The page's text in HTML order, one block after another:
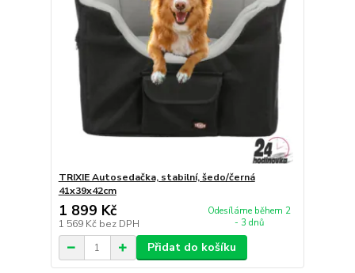
TRIXIE Autosedačka, stabilní, šedo/černá
41x39x42cm
1 899 Kč
1 569 Kč bez DPH
Odesíláme během 2
- 3 dnů
Přidat do košíku